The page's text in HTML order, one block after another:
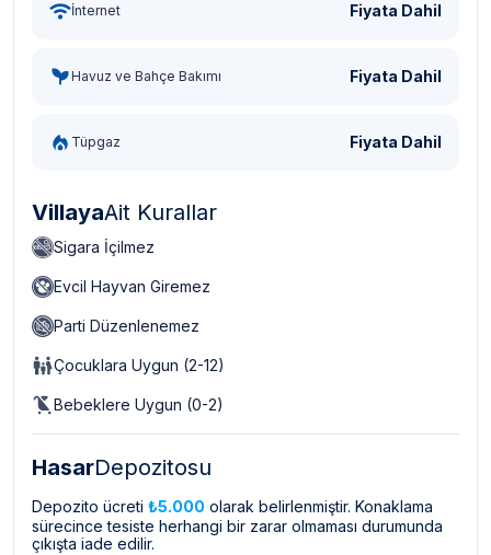
İnternet Fiyata Dahil
Havuz ve Bahçe Bakımı Fiyata Dahil
Tüpgaz Fiyata Dahil
VillayaAit Kurallar
Sigara İçilmez
Evcil Hayvan Giremez
Parti Düzenlenemez
Çocuklara Uygun (2-12)
Bebeklere Uygun (0-2)
HasarDepozitosu
Depozito ücreti ₺5.000 olarak belirlenmiştir. Konaklama
sürecince tesiste herhangi bir zarar olmaması durumunda
çıkışta iade edilir.